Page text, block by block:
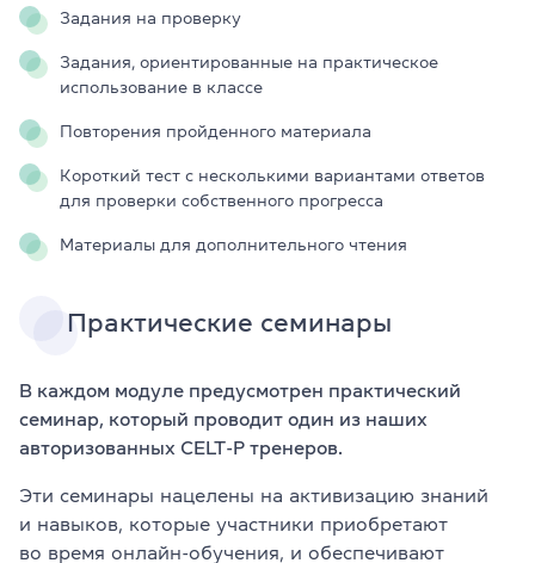
Задания на проверку
Задания, ориентированные на практическое
использование в классе
Повторения пройденного материала
Короткий тест с несколькими вариантами ответов
для проверки собственного прогресса
Материалы для дополнительного чтения
Практические семинары
В каждом модуле предусмотрен практический
семинар, который проводит один из наших
авторизованных CELT-P тренеров.
Эти семинары нацелены на активизацию знаний
и навыков, которые участники приобретают
во время онлайн-обучения, и обеспечивают